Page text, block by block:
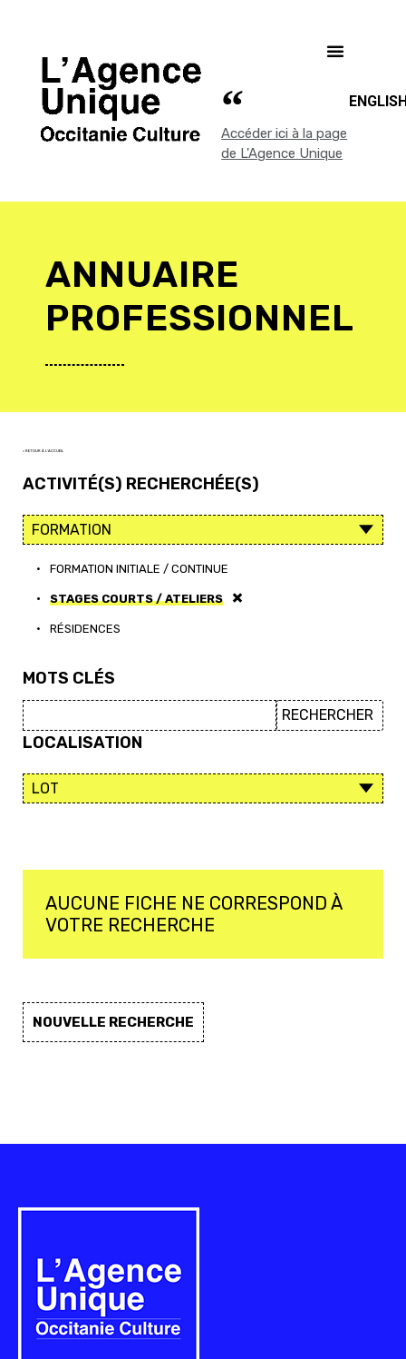
Accéder ici à la page
de L'Agence Unique
ANNUAIRE
PROFESSIONNEL
< RETOUR À L'ACCUEIL
ACTIVITÉ(S) RECHERCHÉE(S)
• FORMATION INITIALE / CONTINUE
• STAGES COURTS / ATELIERS
• RÉSIDENCES
MOTS CLÉS
LOCALISATION
AUCUNE FICHE NE CORRESPOND À
VOTRE RECHERCHE
NOUVELLE RECHERCHE